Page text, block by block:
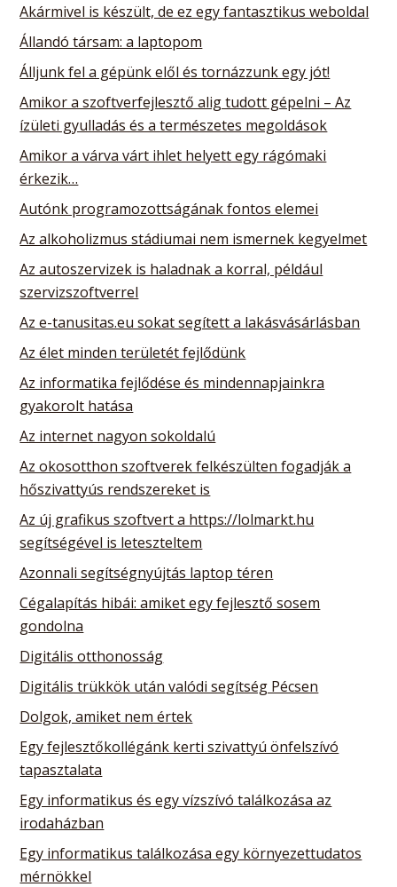
Akármivel is készült, de ez egy fantasztikus weboldal
Állandó társam: a laptopom
Álljunk fel a gépünk elől és tornázzunk egy jót!
Amikor a szoftverfejlesztő alig tudott gépelni – Az
ízületi gyulladás és a természetes megoldások
Amikor a várva várt ihlet helyett egy rágómaki
érkezik…
Autónk programozottságának fontos elemei
Az alkoholizmus stádiumai nem ismernek kegyelmet
Az autoszervizek is haladnak a korral, például
szervizszoftverrel
Az e-tanusitas.eu sokat segített a lakásvásárlásban
Az élet minden területét fejlődünk
Az informatika fejlődése és mindennapjainkra
gyakorolt hatása
Az internet nagyon sokoldalú
Az okosotthon szoftverek felkészülten fogadják a
hőszivattyús rendszereket is
Az új grafikus szoftvert a https://lolmarkt.hu
segítségével is leteszteltem
Azonnali segítségnyújtás laptop téren
Cégalapítás hibái: amiket egy fejlesztő sosem
gondolna
Digitális otthonosság
Digitális trükkök után valódi segítség Pécsen
Dolgok, amiket nem értek
Egy fejlesztőkollégánk kerti szivattyú önfelszívó
tapasztalata
Egy informatikus és egy vízszívó találkozása az
irodaházban
Egy informatikus találkozása egy környezettudatos
mérnökkel